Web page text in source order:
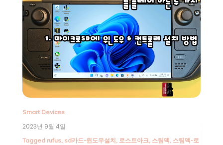
Smart Devices
2023년 9월 4일
Tagged rufus, sd카드-윈도우설치, 로스트아크, 스팀덱, 스팀덱-로